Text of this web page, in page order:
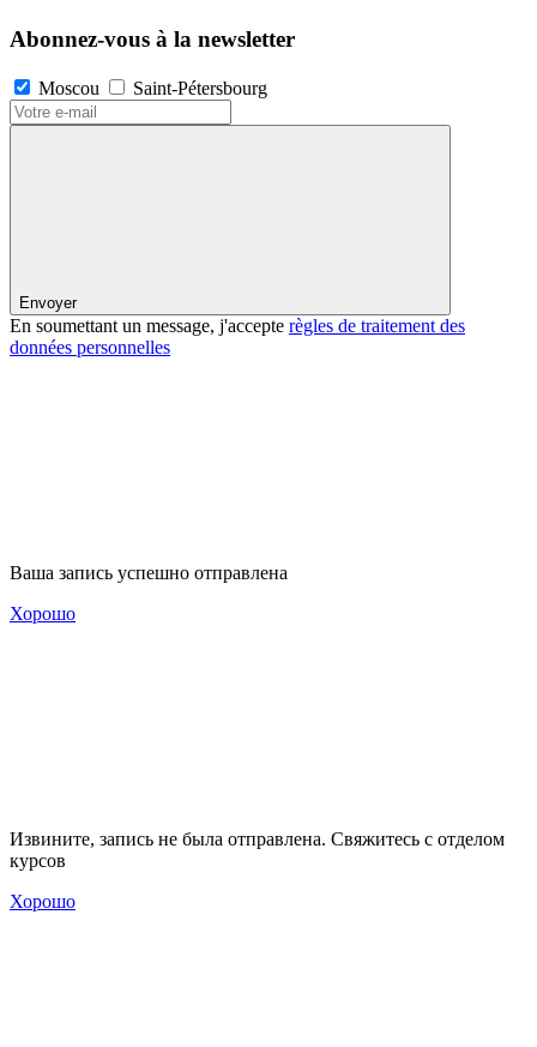
Abonnez-vous à la newsletter
Moscou Saint-Pétersbourg
Envoyer
En soumettant un message, j'accepte règles de traitement des
données personnelles
Ваша запись успешно отправлена
Хорошо
Извините, запись не была отправлена. Свяжитесь с отделом
курсов
Хорошо